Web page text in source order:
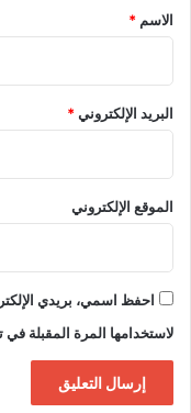
*
الاسم *
البريد الإلكتروني*
الموقع الإلكتروني
احفظ اسمي، بريدي
لاستخدامها المرة المقبلة في